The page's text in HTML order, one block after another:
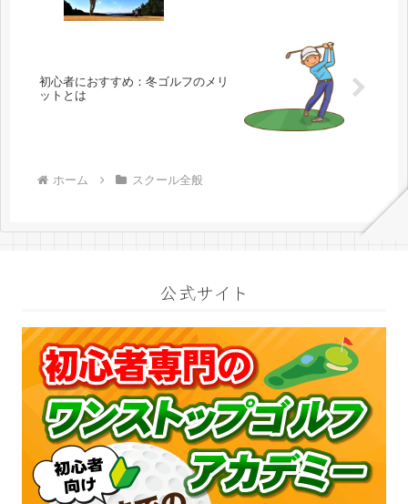
初心者におすすめ：冬ゴルフのメリ
ットとは
ホーム スクール全般
公式サイト